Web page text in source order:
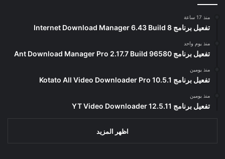
منذ 17 ساعة
تفعيل برنامج Internet Download Manager 6.43 Build 8
منذ يوم واحد
تفعيل برنامج Ant Download Manager Pro 2.17.7 Build 96580
منذ يومين
تفعيل برنامج Kotato All Video Downloader Pro 10.5.1
منذ يومين
تفعيل برنامج YT Video Downloader 12.5.11
اظهر المزيد